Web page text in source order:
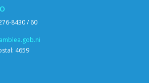
8430 / 60
4659